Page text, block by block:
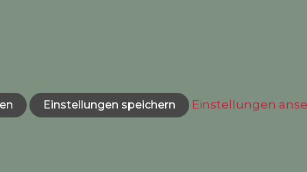
Einstellungen speichern
Einstellungen